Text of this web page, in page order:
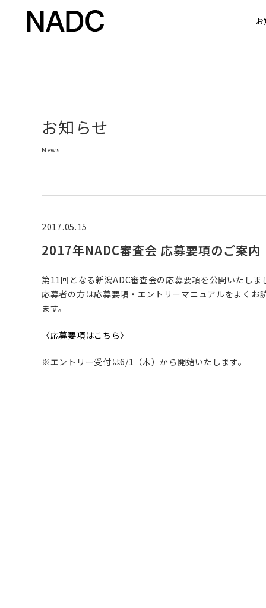
お
お知らせ
News
2017.05.15
2017年NADC審査会 応募要項のご案内
第11回となる新潟ADC審査会の応募要項を公開いたしま
応募者の方は応募要項・エントリーマニュアルをよくお
ます。
〈応募要項はこちら〉
※エントリー受付は6/1（木）から開始いたします。